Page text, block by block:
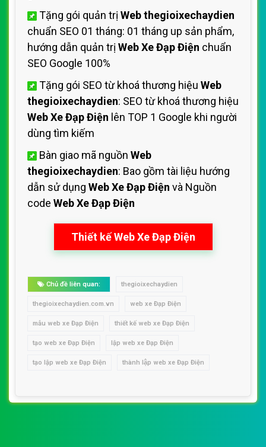
Tặng gói quản trị Web thegioixechaydien
chuẩn SEO 01 tháng: 01 tháng up sản phẩm,
hướng dẫn quản trị Web Xe Đạp Điện chuẩn
SEO Google 100%
Tặng gói SEO từ khoá thương hiệu Web
thegioixechaydien: SEO từ khoá thương hiệu
Web Xe Đạp Điện lên TOP 1 Google khi người
dùng tìm kiếm
Bàn giao mã nguồn Web
thegioixechaydien: Bao gồm tài liệu hướng
dẫn sử dụng Web Xe Đạp Điện và Nguồn
code Web Xe Đạp Điện
Thiết kế Web Xe Đạp Điện
Chủ đề liên quan: thegioixechaydien
thegioixechaydien.com.vn web xe Đạp Điện
mẫu web xe Đạp Điện thiết kế web xe Đạp Điện
tạo web xe Đạp Điện lập web xe Đạp Điện
tạo lập web xe Đạp Điện thành lập web xe Đạp Điện